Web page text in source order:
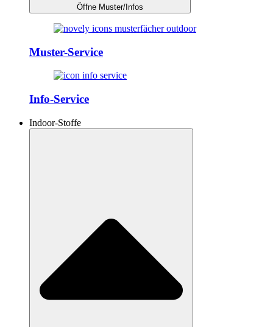
Öffne Muster/Infos
Muster-Service
Info-Service
Indoor-Stoffe